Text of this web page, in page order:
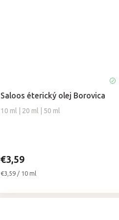
Saloos éterický olej Borovica
10 ml | 20 ml | 50 ml
hodnotenie
produktu
je
€3,59
Jednotková
€3,59 / 10 ml